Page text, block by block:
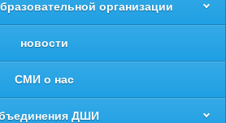
организации
новости
СМИ о нас
ДШИ